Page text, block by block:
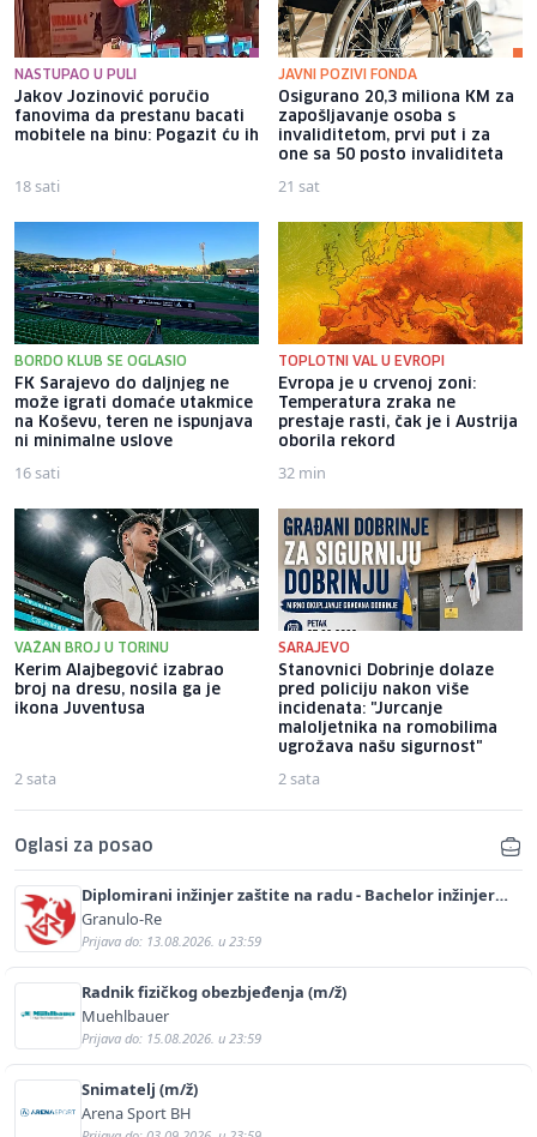
NASTUPAO U PULI
Jakov Jozinović poručio
fanovima da prestanu bacati
mobitele na binu: Pogazit ću ih
18 sati
JAVNI POZIVI FONDA
Osigurano 20,3 miliona KM za
zapošljavanje osoba s
invaliditetom, prvi put i za
one sa 50 posto invaliditeta
21 sat
BORDO KLUB SE OGLASIO
FK Sarajevo do daljnjeg ne
može igrati domaće utakmice
na Koševu, teren ne ispunjava
ni minimalne uslove
16 sati
TOPLOTNI VAL U EVROPI
Evropa je u crvenoj zoni:
Temperatura zraka ne
prestaje rasti, čak je i Austrija
oborila rekord
32 min
VAŽAN BROJ U TORINU
Kerim Alajbegović izabrao
broj na dresu, nosila ga je
ikona Juventusa
2 sata
SARAJEVO
Stanovnici Dobrinje dolaze
pred policiju nakon više
incidenata: "Jurcanje
maloljetnika na romobilima
ugrožava našu sigurnost"
2 sata
Oglasi za posao
Diplomirani inžinjer zaštite na radu - Bachelor inžinjer
sigurnosti i pomoći (m/ž)
Granulo-Re
Prijava do: 13.08.2026. u 23:59
Radnik fizičkog obezbjeđenja (m/ž)
Muehlbauer
Prijava do: 15.08.2026. u 23:59
Snimatelj (m/ž)
Arena Sport BH